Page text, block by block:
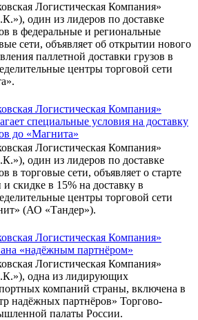
Логистическая Компания»
один из лидеров по доставке
в федеральные и региональные
сети, объявляет об открытии нового
паллетной доставки грузов в
центры торговой сети
Логистическая Компания»
специальные условия на доставку
до «Магнита»
Логистическая Компания»
один из лидеров по доставке
в торговые сети, объявляет о старте
и скидке в 15% на доставку в
центры торговой сети
(АО «Тандер»).
Логистическая Компания»
«надёжным партнёром»
Логистическая Компания»
одна из лидирующих
компаний страны, включена в
надёжных партнёров» Торгово-
палаты России.